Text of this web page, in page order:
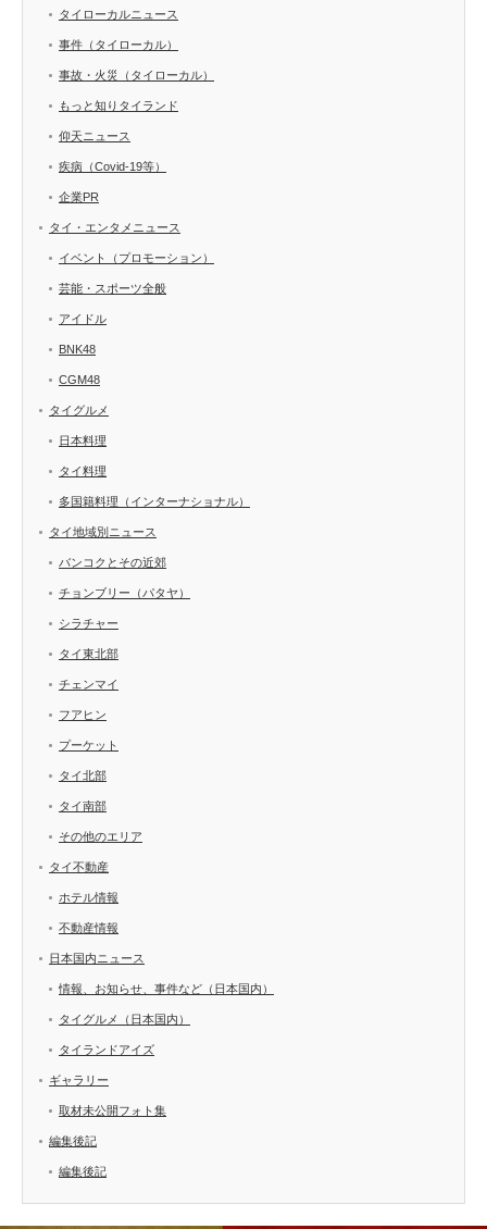
タイローカルニュース
事件（タイローカル）
事故・火災（タイローカル）
もっと知りタイランド
仰天ニュース
疾病（Covid-19等）
企業PR
タイ・エンタメニュース
イベント（プロモーション）
芸能・スポーツ全般
アイドル
BNK48
CGM48
タイグルメ
日本料理
タイ料理
多国籍料理（インターナショナル）
タイ地域別ニュース
バンコクとその近郊
チョンブリー（パタヤ）
シラチャー
タイ東北部
チェンマイ
フアヒン
プーケット
タイ北部
タイ南部
その他のエリア
タイ不動産
ホテル情報
不動産情報
日本国内ニュース
情報、お知らせ、事件など（日本国内）
タイグルメ（日本国内）
タイランドアイズ
ギャラリー
取材未公開フォト集
編集後記
編集後記